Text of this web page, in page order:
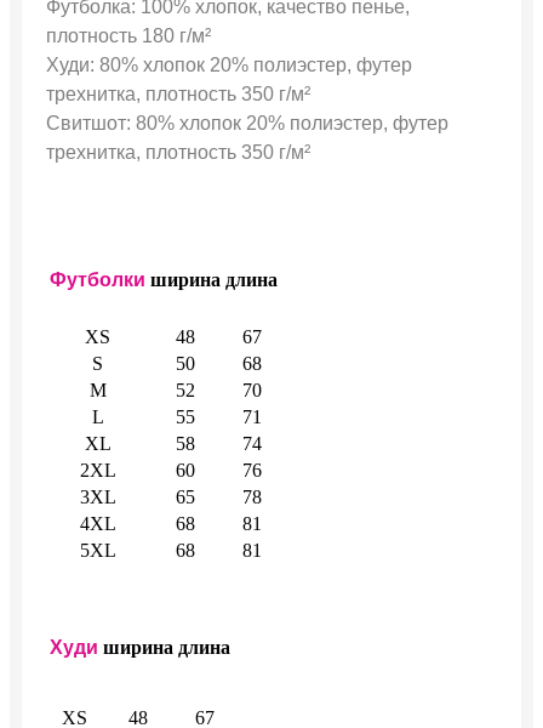
Футболка: 100% хлопок, качество пенье,
плотность 180 г/м²
Худи: 80% хлопок 20% полиэстер, футер
трехнитка, плотность 350 г/м²
Свитшот: 80% хлопок 20% полиэстер, футер
трехнитка, плотность 350 г/м²
Футболки ширина длина
XS 48
67
S
50
68
M
52
70
L
55
71
XL
58
74
2XL
60
76
3XL
65
78
4XL
68
81
5XL
68 81
Худи ширина длина
XS 48
67